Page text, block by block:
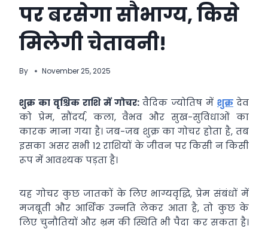
पर बरसेगा सौभाग्य, किसे
मिलेगी चेतावनी!
By November 25, 2025
शुक्र का वृश्चिक राशि में गोचर: वैदिक ज्योतिष में शुक्र देव
को प्रेम, सौंदर्य, कला, वैभव और सुख-सुविधाओं का
कारक माना गया है। जब-जब शुक्र का गोचर होता है, तब
इसका असर सभी 12 राशियों के जीवन पर किसी न किसी
रूप में आवश्यक पड़ता है।
यह गोचर कुछ जातकों के लिए भाग्यवृद्धि, प्रेम संबंधों में
मजबूती और आर्थिक उन्नति लेकर आता है, तो कुछ के
लिए चुनौतियों और भ्रम की स्थिति भी पैदा कर सकता है।